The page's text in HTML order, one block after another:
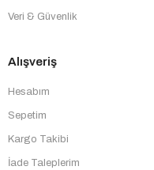
Veri & Güvenlik
Alışveriş
Hesabım
Sepetim
Kargo Takibi
İade Taleplerim